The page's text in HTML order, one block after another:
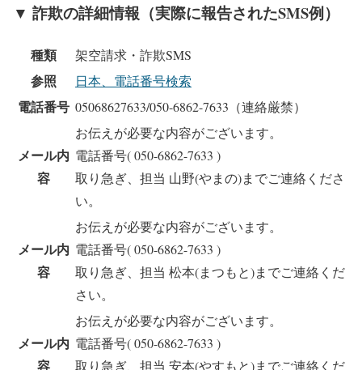
▼ 詐欺の詳細情報（実際に報告されたSMS例）
種類 架空請求・詐欺SMS
参照 日本、電話番号検索
電話番号 05068627633/050-6862-7633（連絡厳禁）
メール内
容
お伝えが必要な内容がございます。
電話番号( 050-6862-7633 )
取り急ぎ、担当 山野(やまの)までご連絡くださ
い。
メール内
容
お伝えが必要な内容がございます。
電話番号( 050-6862-7633 )
取り急ぎ、担当 松本(まつもと)までご連絡くだ
さい。
メール内
容
お伝えが必要な内容がございます。
電話番号( 050-6862-7633 )
取り急ぎ、担当 安本(やすもと)までご連絡くだ